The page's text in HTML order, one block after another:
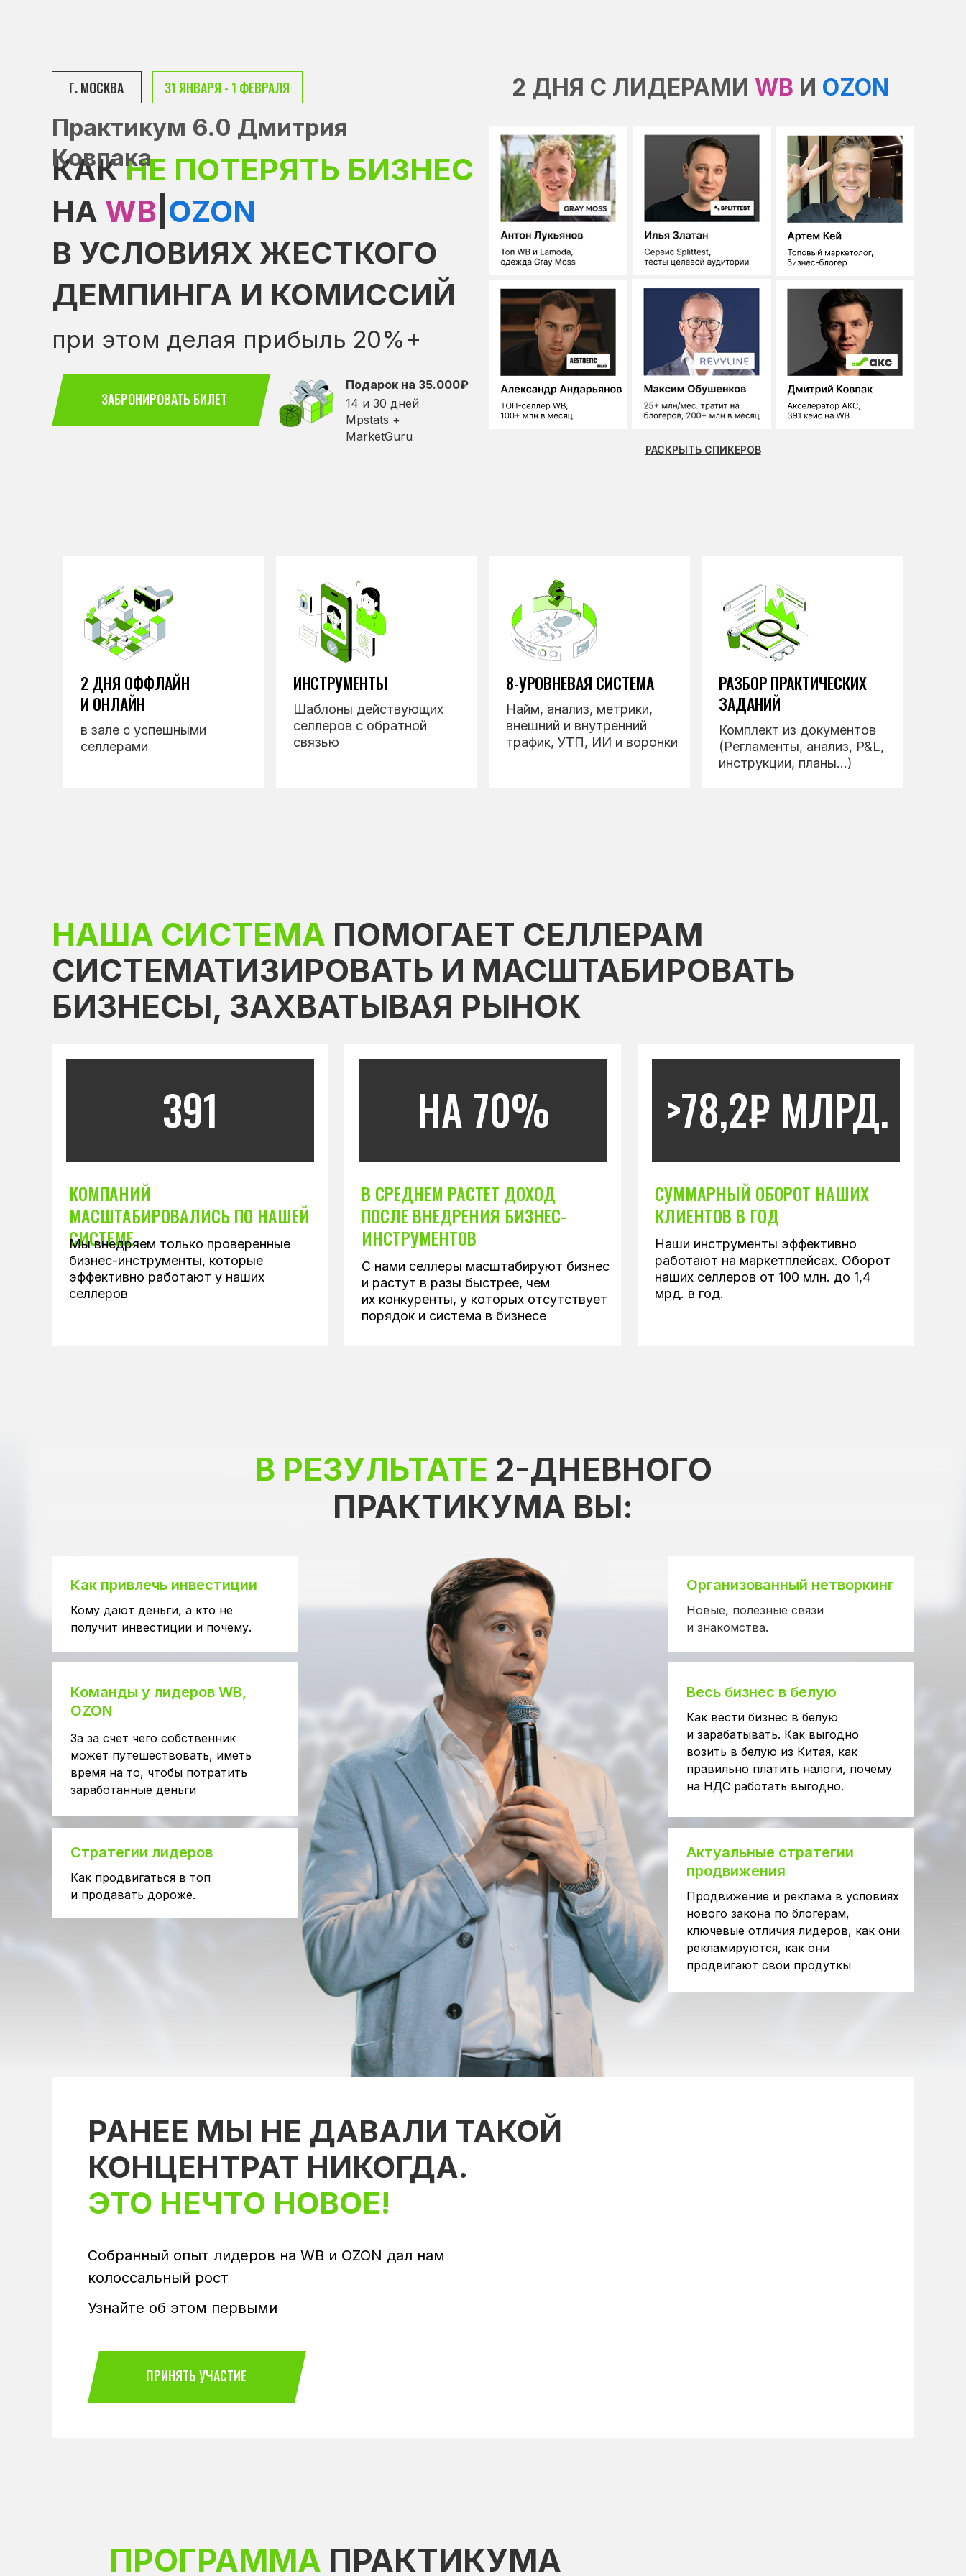
при этом делая прибыль 20%+
2 ДНЯ С ЛИДЕРАМИ WB И OZON
14 и 30 дней
Mpstats +
MarketGuru
РАСКРЫТЬ СПИКЕРОВ
Подарок на 35.000₽
ЗАБРОНИРОВАТЬ БИЛЕТ
КАКНЕ ПОТЕРЯТЬ БИЗНЕС
НА WB OZON
В УСЛОВИЯХ ЖЕСТКОГО
ДЕМПИНГА И КОМИССИЙ
Практикум 6.0 Дмитрия
Ковпака
Г. МОСКВА 31 ЯНВАРЯ - 1 ФЕВРАЛЯ
2 ДНЯ ОФФЛАЙН
И ОНЛАЙН
ИНСТРУМЕНТЫ 8-УРОВНЕВАЯ СИСТЕМА
РАЗБОР ПРАКТИЧЕСКИХ
ЗАДАНИЙ
в зале с успешными
селлерами
Шаблоны действующих
селлеров с обратной
связью
Найм, анализ, метрики,
внешний и внутренний
трафик, УТП, ИИ и воронки
Комплект из документов
(Регламенты, анализ, P&L,
инструкции, планы...)
НАША СИСТЕМА ПОМОГАЕТ СЕЛЛЕРАМ
СИСТЕМАТИЗИРОВАТЬ И МАСШТАБИРОВАТЬ
БИЗНЕСЫ, ЗАХВАТЫВАЯ РЫНОК
КОМПАНИЙ
МАСШТАБИРОВАЛИСЬ ПО НАШЕЙ
СИСТЕМЕ
Мы внедряем только проверенные
бизнес-инструменты, которые
эффективно работают у наших
селлеров
В СРЕДНЕМ РАСТЕТ ДОХОД
ПОСЛЕ ВНЕДРЕНИЯ БИЗНЕС-
ИНСТРУМЕНТОВ
С нами селлеры масштабируют бизнес
и растут в разы быстрее, чем
их конкуренты, у которых отсутствует
порядок и система в бизнесе
СУММАРНЫЙ ОБОРОТ НАШИХ
КЛИЕНТОВ В ГОД
Наши инструменты эффективно
работают на маркетплейсах. Оборот
наших селлеров от 100 млн. до 1,4
мрд. в год.
391 НА 70% >78,2₽ МЛРД.
В РЕЗУЛЬТАТЕ 2-ДНЕВНОГО
ПРАКТИКУМА ВЫ:
Как привлечь инвестиции
Кому дают деньги, а кто не
получит инвестиции и почему.
За за счет чего собственник
может путешествовать, иметь
время на то, чтобы потратить
заработанные деньги
Команды у лидеров WB,
OZON
Организованный нетворкинг
Новые, полезные связи
и знакомства.
Продвижение и реклама в условиях
нового закона по блогерам,
ключевые отличия лидеров, как они
рекламируются, как они
продвигают свои продуткы
Актуальные стратегии
продвижения
Как продвигаться в топ
и продавать дороже.
Стратегии лидеров
Весь бизнес в белую
Как вести бизнес в белую
и зарабатывать. Как выгодно
возить в белую из Китая, как
правильно платить налоги, почему
на НДС работать выгодно.
ПРИНЯТЬ УЧАСТИЕ
РАНЕЕ МЫ НЕ ДАВАЛИ ТАКОЙ
КОНЦЕНТРАТ НИКОГДА.
ЭТО НЕЧТО НОВОЕ!
Собранный опыт лидеров на WB и OZON дал нам
колоссальный рост
Узнайте об этом первыми
ПРОГРАММА ПРАКТИКУМА